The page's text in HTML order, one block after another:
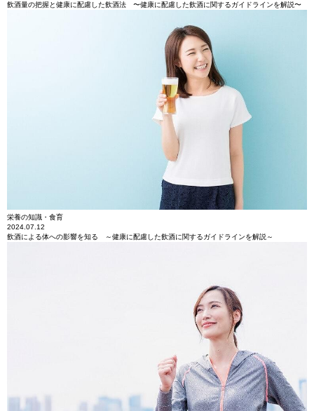
飲酒量の把握と健康に配慮した飲酒法 〜健康に配慮した飲酒に関するガイドラインを解説〜
栄養の知識・食育
2024.07.12
飲酒による体への影響を知る ～健康に配慮した飲酒に関するガイドラインを解説～